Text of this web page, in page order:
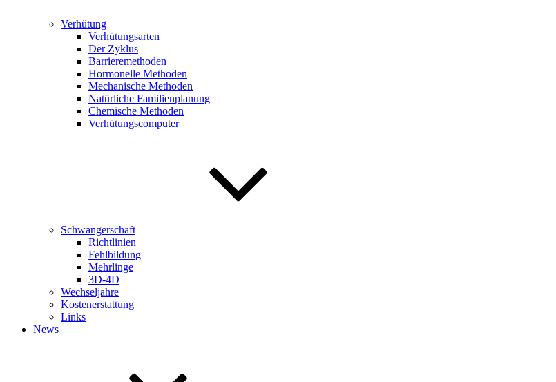
Verhütung
Verhütungsarten
Der Zyklus
Barrieremethoden
Hormonelle Methoden
Mechanische Methoden
Natürliche Familienplanung
Chemische Methoden
Verhütungscomputer
Schwangerschaft
Richtlinien
Fehlbildung
Mehrlinge
3D-4D
Wechseljahre
Kostenerstattung
Links
News